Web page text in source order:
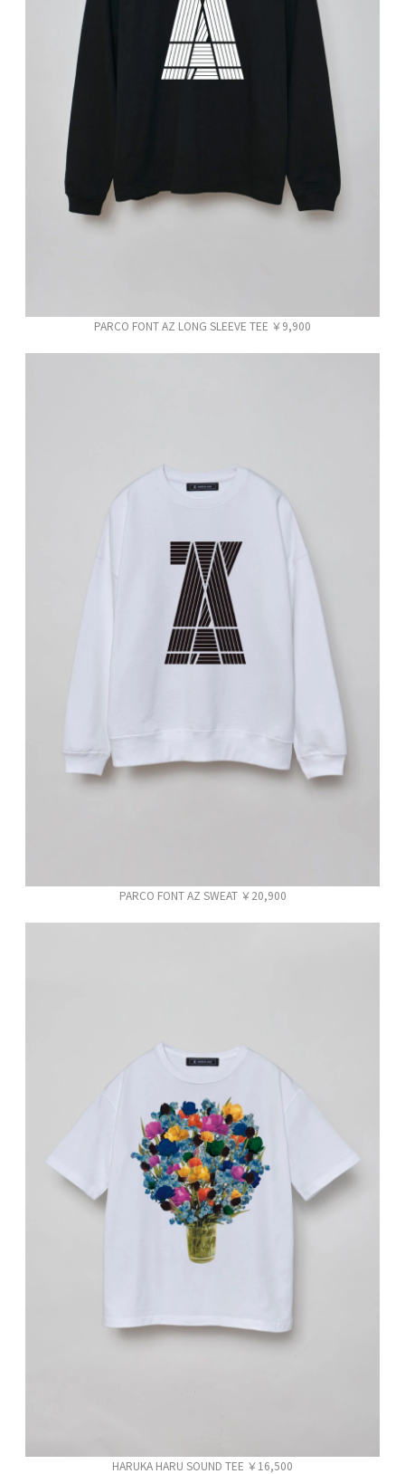
PARCO FONT AZ LONG SLEEVE TEE ￥9,900
PARCO FONT AZ SWEAT ￥20,900
HARUKA HARU SOUND TEE ￥16,500